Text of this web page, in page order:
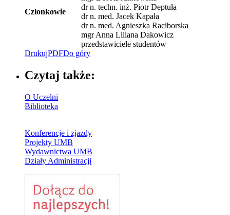
Członkowie
dr n. techn. inż. Piotr Deptuła
dr n. med. Jacek Kapała
dr n. med. Agnieszka Raciborska
mgr Anna Liliana Dakowicz
przedstawiciele studentów
DrukujPDFDo góry
Czytaj także:
O Uczelni
Biblioteka
Konferencje i zjazdy
Projekty UMB
Wydawnictwa UMB
Działy Administracji